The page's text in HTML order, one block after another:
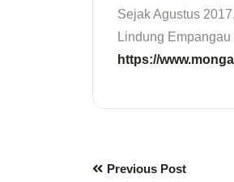
Sejak Agustus
Lindung
https://
Previous Post